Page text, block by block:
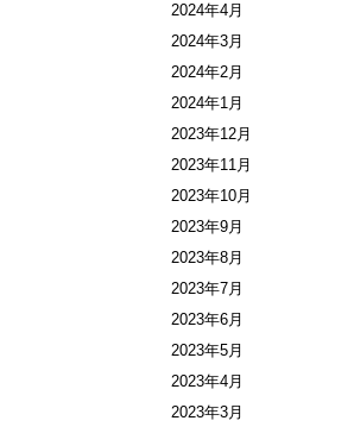
2024年4月
2024年3月
2024年2月
2024年1月
2023年12月
2023年11月
2023年10月
2023年9月
2023年8月
2023年7月
2023年6月
2023年5月
2023年4月
2023年3月